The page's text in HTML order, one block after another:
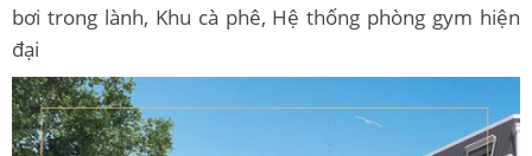
bơi trong lành, Khu cà phê, Hệ thống phòng gym hiện
đại